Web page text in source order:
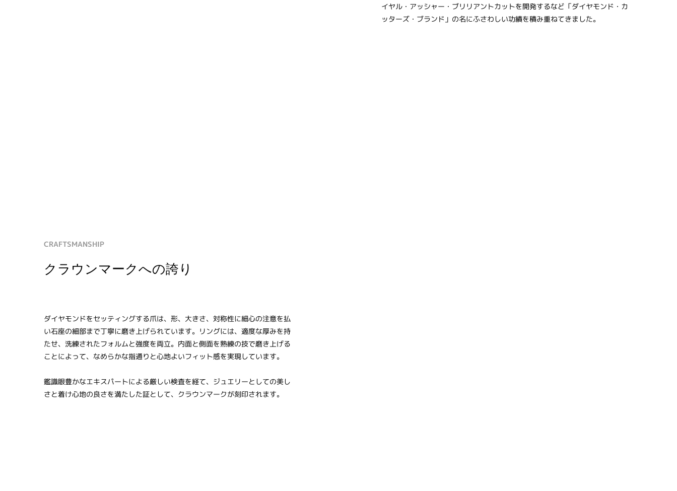
イヤル・アッシャー・ブリリアントカットを開発するなど「ダイヤモンド・カ
ッターズ・ブランド」の名にふさわしい功績を積み重ねてきました。
CRAFTSMANSHIP
クラウンマークへの誇り
ダイヤモンドをセッティングする爪は、形、大きさ、対称性に細心の注意を払
い石座の細部まで丁寧に磨き上げられています。リングには、適度な厚みを持
たせ、洗練されたフォルムと強度を両立。内面と側面を熟練の技で磨き上げる
ことによって、なめらかな指通りと心地よいフィット感を実現しています。
鑑識眼豊かなエキスパートによる厳しい検査を経て、ジュエリーとしての美し
さと着け心地の良さを満たした証として、クラウンマークが刻印されます。